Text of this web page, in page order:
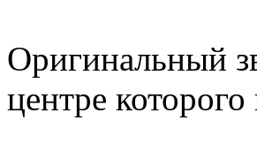
Оригинальный
центре